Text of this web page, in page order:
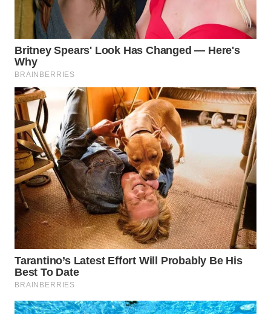
INFRASTRUKTUR
WAHANA
KONSUMEN
LISTRIK
WAHANA
TRAVEL
WAHANA
TV
WAHANANEWS
ID
WAHANANEWS
CO ID
WAHANANEWS